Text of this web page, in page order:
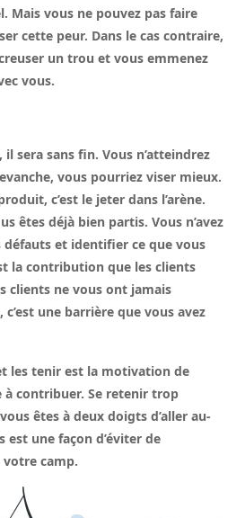
Mais vous ne pouvez pas faire
cette peur. Dans le cas contraire,
un trou et vous emmenez
vous.
sera sans fin. Vous n’atteindrez
vous pourriez viser mieux.
c’est le jeter dans l’arène.
êtes déjà bien partis. Vous n’avez
défauts et identifier ce que vous
la contribution que les clients
clients ne vous ont jamais
c’est une barrière que vous avez
les tenir est la motivation de
à contribuer. Se retenir trop
êtes à deux doigts d’aller au-
est une façon d’éviter de
votre camp.